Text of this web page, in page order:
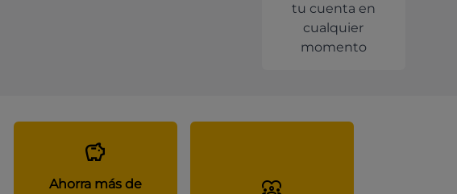
tu cuenta en
cualquier
momento
Ahorra más de